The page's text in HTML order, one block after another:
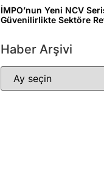
İMPO’nun Yeni NCV
Güvenilirlikte Sektöre
Haber Arşivi